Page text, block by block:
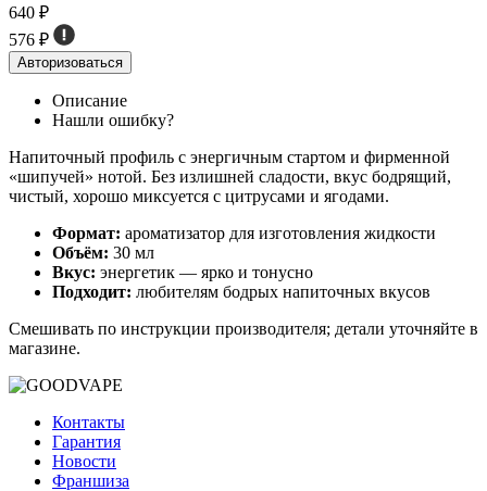
640 ₽
576 ₽
Авторизоваться
Описание
Нашли ошибку?
Напиточный профиль с энергичным стартом и фирменной
«шипучей» нотой. Без излишней сладости, вкус бодрящий,
чистый, хорошо миксуется с цитрусами и ягодами.
Формат: ароматизатор для изготовления жидкости
Объём: 30 мл
Вкус: энергетик — ярко и тонусно
Подходит: любителям бодрых напиточных вкусов
Смешивать по инструкции производителя; детали уточняйте в
магазине.
Контакты
Гарантия
Новости
Франшиза